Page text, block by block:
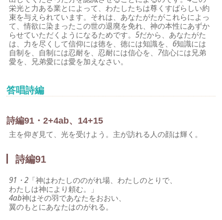
栄光と力ある業とによって、わたしたちは尊くすばらしい約
束を与えられています。それは、あなたがたがこれらによっ
て、情欲に染まったこの世の退廃を免れ、神の本性にあずか
らせていただくようになるためです。5だから、あなたがた
は、力を尽くして信仰には徳を、徳には知識を、 6知識には
自制を、自制には忍耐を、忍耐には信心を、 7信心には兄弟
愛を、兄弟愛には愛を加えなさい。
答唱詩編
詩編91・2+4ab、14+15
主を仰ぎ見て、光を受けよう。主が訪れる人の顔は輝く。
詩編91
91・2 「神はわたしののがれ場、わたしのとりで、
わたしは神により頼む。」
4ab神はその羽であなたをおおい、
翼のもとにあなたはのがれる。